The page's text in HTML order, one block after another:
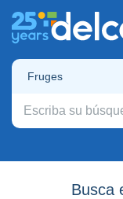
Fruges
Busca